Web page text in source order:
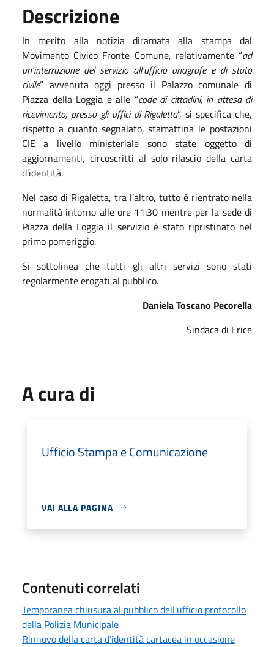
Descrizione
In merito alla notizia diramata alla stampa dal
Movimento Civico Fronte Comune, relativamente “ad
un’interruzione del servizio all’ufficio anagrafe e di stato
civile” avvenuta oggi presso il Palazzo comunale di
Piazza della Loggia e alle “code di cittadini, in attesa di
ricevimento, presso gli uffici di Rigaletta”, si specifica che,
rispetto a quanto segnalato, stamattina le postazioni
CIE a livello ministeriale sono state oggetto di
aggiornamenti, circoscritti al solo rilascio della carta
d’identità.
Nel caso di Rigaletta, tra l’altro, tutto è rientrato nella
normalità intorno alle ore 11:30 mentre per la sede di
Piazza della Loggia il servizio è stato ripristinato nel
primo pomeriggio.
Si sottolinea che tutti gli altri servizi sono stati
regolarmente erogati al pubblico.
Daniela Toscano Pecorella
Sindaca di Erice
A cura di
Ufficio Stampa e Comunicazione
VAI ALLA PAGINA
Contenuti correlati
Temporanea chiusura al pubblico dell'ufficio protocollo
della Polizia Municipale
Rinnovo della carta d’identità cartacea in occasione